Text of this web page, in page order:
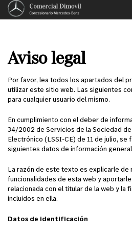
Aviso legal
Por favor, lea todos los apartados del
utilizar este sitio web. Las siguientes
para cualquier usuario del mismo.
En cumplimiento con el deber de
34/2002 de Servicios de la Sociedad
Electrónico (LSSI-CE) de 11 de julio, se
siguientes datos de información
La razón de este texto es explicarle de
funcionalidades de esta web y
relacionada con el titular de la web y la
incluidos en ella.
Datos de identificación